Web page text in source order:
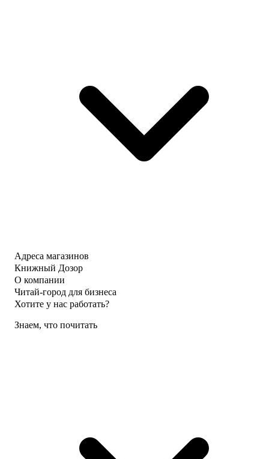
Адреса магазинов
Книжный Дозор
О компании
Читай-город для бизнеса
Хотите у нас работать?
Знаем, что почитать